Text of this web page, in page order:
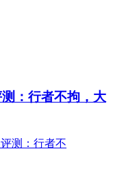
：行者不拘，大